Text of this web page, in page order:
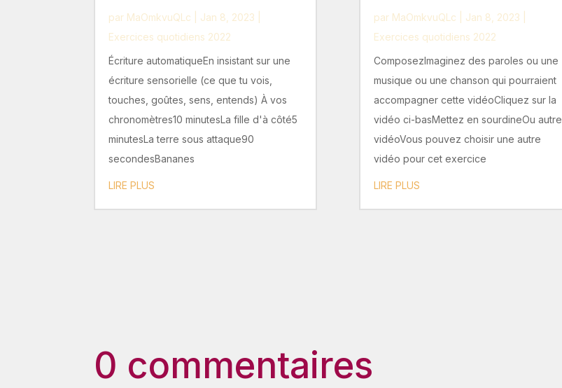
par MaOmkvuQLc Jan 8, 2023
Exercices quotidiens 2022
Écriture automatiqueEn insistant sur une
écriture sensorielle (ce que tu vois,
touches, goûtes, sens, entends) À vos
chronomètres10 minutesLa fille d'à côté5
minutesLa terre sous attaque90
secondesBananes
LIRE PLUS
par MaOmkvuQLc Jan 8, 2023
Exercices quotidiens 2022
ComposezImaginez des paroles ou une
musique ou une chanson qui pourraient
accompagner cette vidéoCliquez sur la
vidéo ci-basMettez en sourdineOu autre
vidéoVous pouvez choisir une autre
vidéo pour cet exercice
LIRE PLUS
0 commentaires